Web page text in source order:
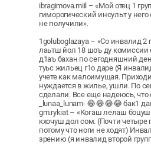
ibragimova.miil – «Мой отец 1
гиморогический инсульт у
не получили».
1goluboglazaya – «Со инвалид
лаьтш йол 18 шоъ ду комиссии
д1аъ бахан по сегодняшний
туьс жильец г1о даре (Я
учете как малоимущая.
нуждается в жилье, ушли. По
сделали. Все еще надеюсь, что
_lunaa_lunam- 😂😂😂😂 бак1
gm.rykiat – «Когаш лелаш
кхочуш дол сом. (Почти четыре
потому что ноги не ходят)
зрению (я инвалид второй